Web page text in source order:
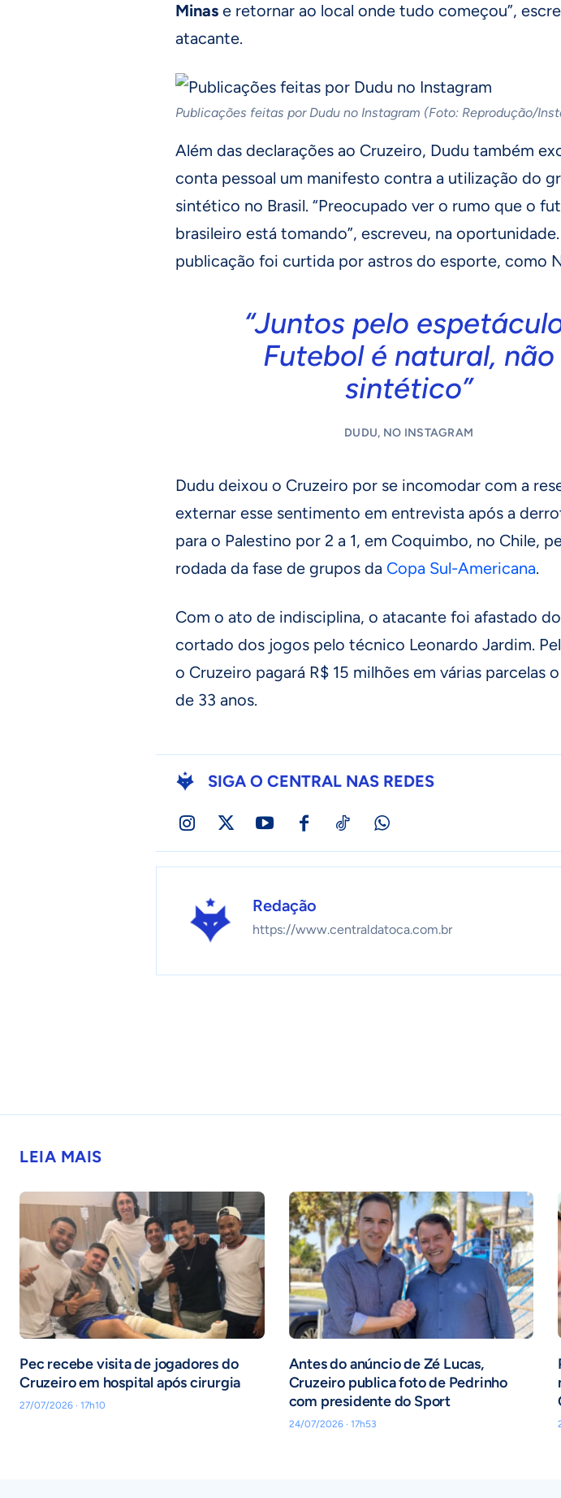
Minas e retornar ao local onde tudo começou”,
atacante.
Publicações feitas por Dudu no Instagram (Foto: Reprodução/
Além das declarações ao Cruzeiro, Dudu também
conta pessoal um manifesto contra a utilização do
sintético no Brasil. “Preocupado ver o rumo que o
brasileiro está tomando”, escreveu, na
publicação foi curtida por astros do esporte, como
“Juntos pelo
Futebol é natural, não
sintético”
DUDU, NO INSTAGRAM
Dudu deixou o Cruzeiro por se incomodar com a
externar esse sentimento em entrevista após a
para o Palestino por 2 a 1, em Coquimbo, no Chile,
rodada da fase de grupos da Copa Sul-Americana.
Com o ato de indisciplina, o atacante foi afastado
cortado dos jogos pelo técnico Leonardo Jardim.
o Cruzeiro pagará R$ 15 milhões em várias parcelas
de 33 anos.
SIGA O CENTRAL NAS REDES
Redação
https://www.centraldatoca.com.br
LEIA MAIS
Pec recebe visita de jogadores do
Cruzeiro em hospital após cirurgia
27/07/2026 · 17h10
Antes do anúncio de Zé Lucas,
Cruzeiro publica foto de Pedrinho
com presidente do Sport
24/07/2026 · 17h53